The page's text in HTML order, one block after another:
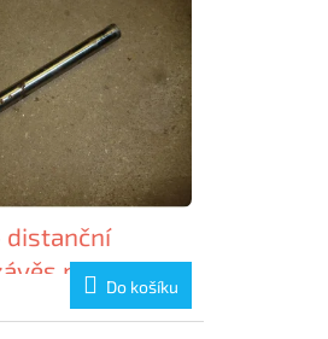
distanční
motoru -
Do košíku